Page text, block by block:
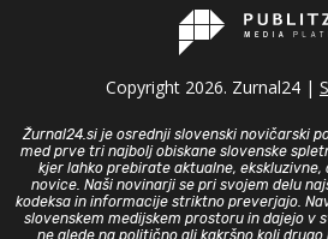
Copyright 2026. Zurnal24 |
Žurnal24.si je osrednji slovenski novičarski
med prve tri najbolj obiskane slovenske
kjer lahko prebirate aktualne, ekskluzivne,
novice. Naši novinarji se pri svojem delu
kodeksa in informacije striktno preverjajo.
slovenskem medijskem prostoru in dajejo v
ne glede na politično ali kakršno koli drugo